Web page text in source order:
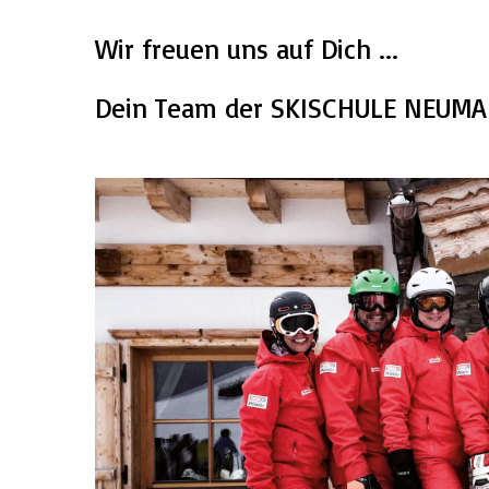
Wir freuen uns auf Dich ...
Dein Team der SKISCHULE